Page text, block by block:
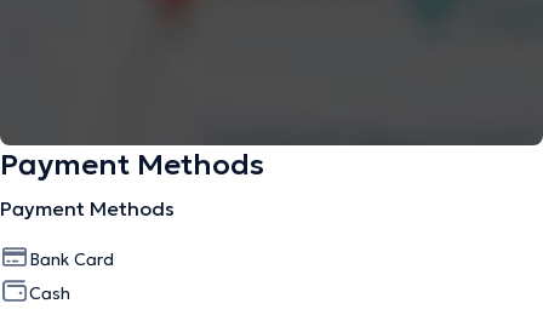
Payment Methods
Payment Methods
Bank Card
Cash